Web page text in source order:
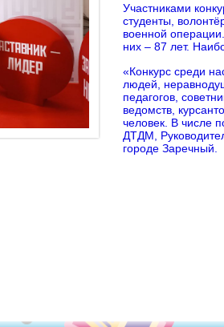
Участниками
студенты,
военной
них – 87 лет.
«Конкурс среди
людей,
педагогов,
ведомств,
человек. В числе
ДТДМ,
городе Заречный.